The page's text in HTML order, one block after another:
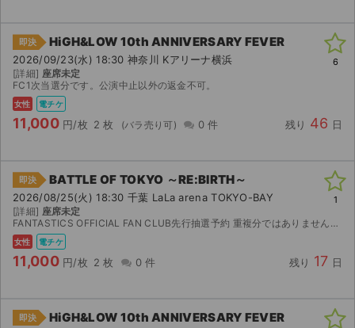
即決 HiGH&LOW 10th ANNIVERSARY FEVER
2026/09/23(水) 18:30 神奈川 Kアリーナ横浜
[詳細] 座席未定
FC1次当選分です。公演中止以外の返金不可。
女性 電チケ
11,000 円/枚 2 枚 0 件 残り 46 日
6
即決 BATTLE OF TOKYO ～RE:BIRTH～
2026/08/25(火) 18:30 千葉 LaLa arena TOKYO-BAY
[詳細] 座席未定
FANTASTICS OFFICIAL FAN CLUB先行抽選予約 重複分ではありません。同行者名義変更可能
女性 電チケ
11,000 円/枚 2 枚 0 件 残り 17 日
1
即決 HiGH&LOW 10th ANNIVERSARY FEVER